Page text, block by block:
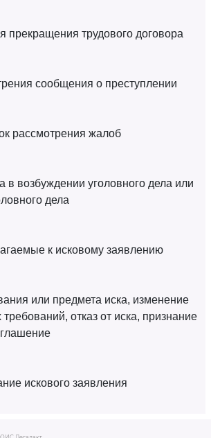
прекращения трудового договора
сообщения о преступлении
рассмотрения жалоб
в возбуждении уголовного дела или
дела
к исковому заявлению
или предмета иска, изменение
отказ от иска, признание
искового заявления